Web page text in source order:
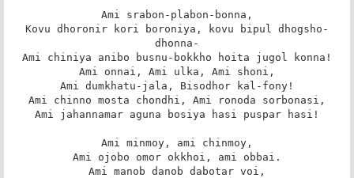
Ami srabon-plabon-bonna,
Kovu dhoronir kori boroniya, kovu bipul dhogsho-
dhonna-
Ami chiniya anibo busnu-bokkho hoita jugol konna!
Ami onnai, Ami ulka, Ami shoni,
Ami dumkhatu-jala, Bisodhor kal-fony!
Ami chinno mosta chondhi, Ami ronoda sorbonasi,
Ami jahannamar aguna bosiya hasi puspar hasi!
Ami minmoy, ami chinmoy,
Ami ojobo omor okkhoi, ami obbai.
Ami manob danob dabotar voi,